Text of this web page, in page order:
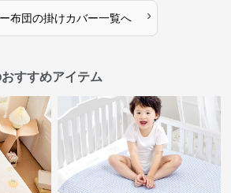
布団の掛けカバー一覧へ ›
すすめアイテム